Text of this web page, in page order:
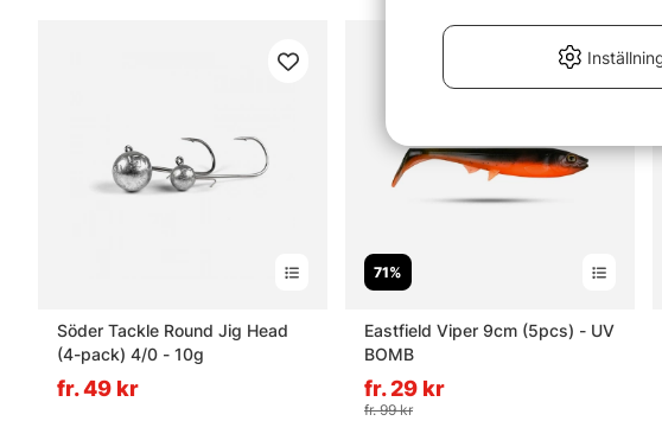
Söder Tackle Round Jig Head
(4-pack) 4/0 - 10g
fr. 49 kr
71%
Eastfield Viper 9cm (5pcs) - UV
BOMB
fr. 29 kr
fr. 99 kr